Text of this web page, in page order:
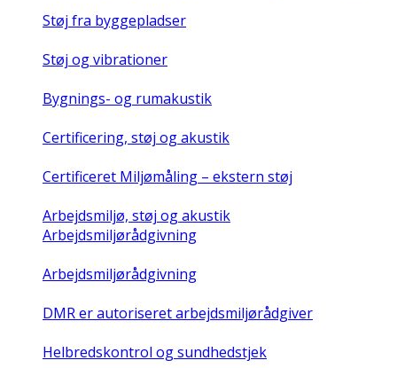
Støj fra byggepladser
Støj og vibrationer
Bygnings- og rumakustik
Certificering, støj og akustik
Certificeret Miljømåling – ekstern støj
Arbejdsmiljø, støj og akustik
Arbejdsmiljørådgivning
Arbejdsmiljørådgivning
DMR er autoriseret arbejdsmiljørådgiver
Helbredskontrol og sundhedstjek